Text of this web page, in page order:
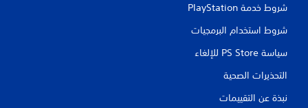
شروط خدمة PlayStation‏
شروط استخدام البرمجيات
سياسة PS Store للإلغاء
التحذيرات الصحية
نبذة عن التقييمات